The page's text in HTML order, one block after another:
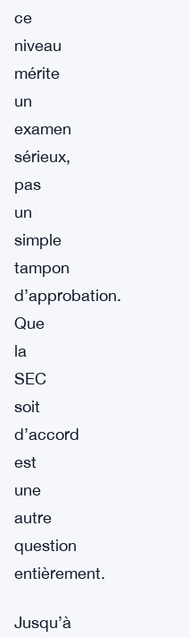
ce
niveau
mérite
un
examen
sérieux,
pas
un
simple
tampon
d’approbation.
Que
la
SEC
soit
d’accord
est
une
autre
question
entièrement.
Jusqu’à